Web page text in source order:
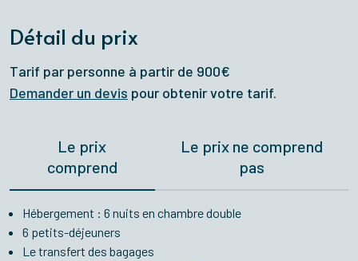
Détail du prix
Tarif par personne à partir de 900€
Demander un devis pour obtenir votre tarif.
Le prix
comprend
Le prix ne comprend
pas
Hébergement : 6 nuits en chambre double
6 petits-déjeuners
Le transfert des bagages